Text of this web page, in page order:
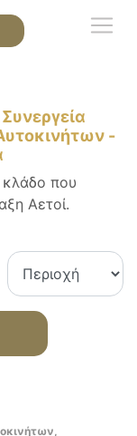
-
κλάδο που
Αετοί.